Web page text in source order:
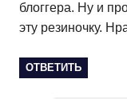
блоггера. Ну и
эту резиночку.
ОТВЕТИТЬ